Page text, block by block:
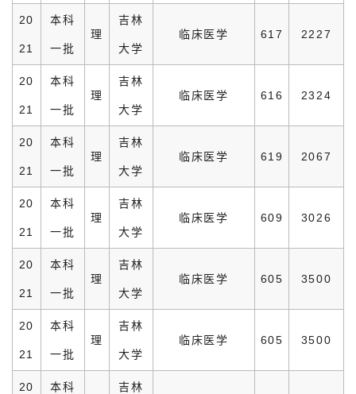
20
21
本科
一批
理
吉林
大学
临床医学 617 2227
20
21
本科
一批
理
吉林
大学
临床医学 616 2324
20
21
本科
一批
理
吉林
大学
临床医学 619 2067
20
21
本科
一批
理
吉林
大学
临床医学 609 3026
20
21
本科
一批
理
吉林
大学
临床医学 605 3500
20
21
本科
一批
理
吉林
大学
临床医学 605 3500
20 本科 吉林